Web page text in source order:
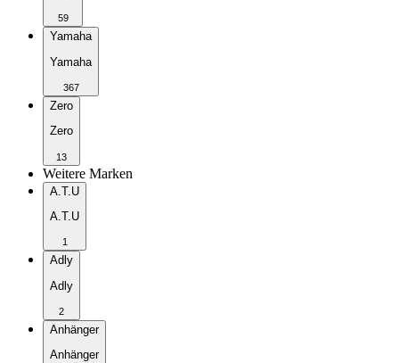
59
Yamaha
Yamaha
367
Zero
Zero
13
Weitere Marken
A.T.U
A.T.U
1
Adly
Adly
2
Anhänger
Anhänger